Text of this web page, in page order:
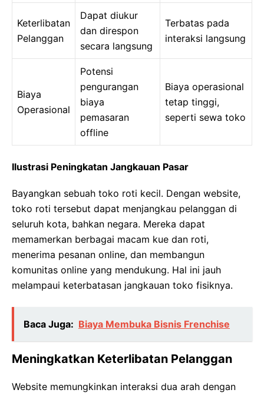
Keterlibatan
Pelanggan
Dapat diukur
dan direspon
secara langsung
Terbatas pada
interaksi langsung
Biaya
Operasional
Potensi
pengurangan
biaya
pemasaran
offline
Biaya operasional
tetap tinggi,
seperti sewa toko
Ilustrasi Peningkatan Jangkauan Pasar
Bayangkan sebuah toko roti kecil. Dengan website,
toko roti tersebut dapat menjangkau pelanggan di
seluruh kota, bahkan negara. Mereka dapat
memamerkan berbagai macam kue dan roti,
menerima pesanan online, dan membangun
komunitas online yang mendukung. Hal ini jauh
melampaui keterbatasan jangkauan toko fisiknya.
Baca Juga: Biaya Membuka Bisnis Frenchise
Meningkatkan Keterlibatan Pelanggan
Website memungkinkan interaksi dua arah dengan